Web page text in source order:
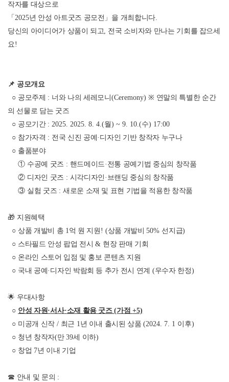
작자를 대상으로
「 2025년 안성 아트굿즈 공모전 」 을 개최합니다.
당신의 아이디어가 상품이 되고, 전국 소비자와 만나는 기회를 잡으세
요!
📌 공모개요
○ 공모주제 : 너와 나의 세레모니 (Ceremony) ※ 연말의 특별한 순간
의 선물로 담는 굿즈
○ 공모기간 : 2025. 2025. 8. 4.(월) ~ 9. 10.(수) 17:00
○ 참가자격 : 전국 신진 공예 · 디자인 기반 창작자 누구나
○ 출품분야
① 수공예 굿즈 : 핸드메이드· 전통 공예기법 중심의 창작품
② 디자인 굿즈 : 시각디자인 · 브랜딩 중심의 창작품
③ 실험 굿즈 : 새로운 소재 및 표현 기법을 적용한 창작품
🎁 지원혜택
○ 상품 개발비 총 1억 원 지원 ! (상품 개발비50% 선지급)
○ 스타필드 안성 팝업 전시& 현장 판매 기회
○ 온라인 스토어 입점 및 홍보 콘텐츠 지원
○ 국내 공예 · 디자인 박람회 등 추가 전시 연계 (우수자 한정)
🌟 우대사항
○ 안성 자원·서사·소재 활용 굿즈(가점+5)
○ 미공개 신작 / 최근 1년 이내 출시된 상품(2024. 7. 1 이후)
○ 청년 창작자(만39세 이하)
○ 창업 7년 이내 기업
☎ 안내 및 문의 :